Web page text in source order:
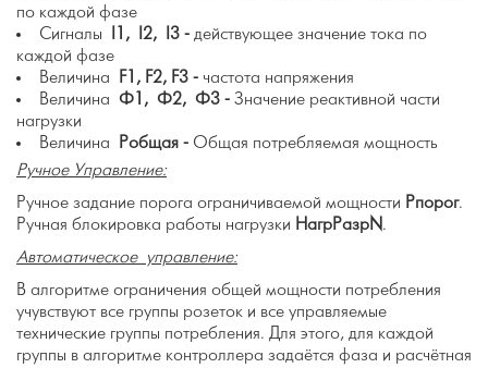
по каждой фазе
Сигналы
1, 2, 3 - действующее значение тока по
каждой фазе
Величина
F1, F2, F3 - частота напряжения
Величина Ф1, Ф2, Ф3 - Значение реактивной части
нагрузки
Величина
Робщая - Общая потребляемая мощность
Ручное Управление:
Ручное задание порога ограничиваемой мощности Рпорог.
Ручная блокировка работы нагрузки НагрРазрN .
Автоматическое управление:
В алгоритме ограничения общей мощности потребления
учувствуют все группы розеток и все управляемые
технические группы потребления. Для этого, для каждой
группы в алгоритме контроллера задаётся фаза и расчётная